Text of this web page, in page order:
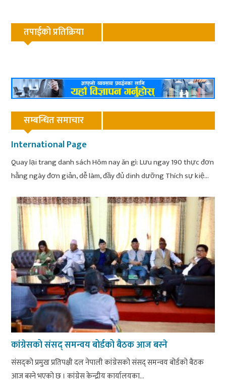
तपाईको प्रतिक्रिया
सम्बन्धित समाचार
International Page
Quay lại trang danh sách Hôm nay ăn gì: Lưu ngay 190 thực đơn
hằng ngày đơn giản, dễ làm, đầy đủ dinh dưỡng Thích sự kiệ...
कांग्रेसको संसद् समन्वय बोर्डको बैठक आज बस्ने
संसद्को प्रमुख प्रतिपक्षी दल नेपाली कांग्रेसको संसद् समन्वय बोर्डको बैठक
आज बस्ने भएको छ । कांग्रेस केन्द्रीय कार्यालयका...